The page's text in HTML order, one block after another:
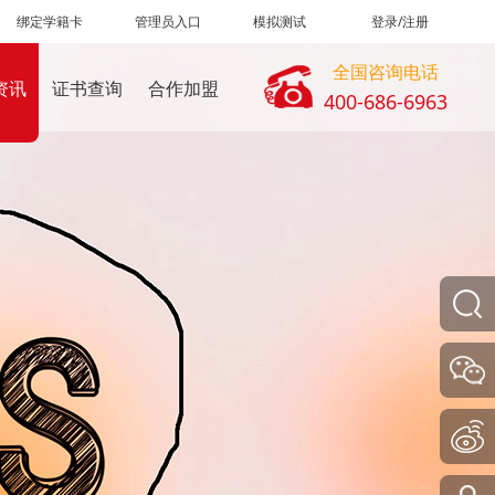
绑定学籍卡 管理员入口 模拟测试 登录/注册
讯 证书查询 合作加盟
全国咨询电话
400-686-6963